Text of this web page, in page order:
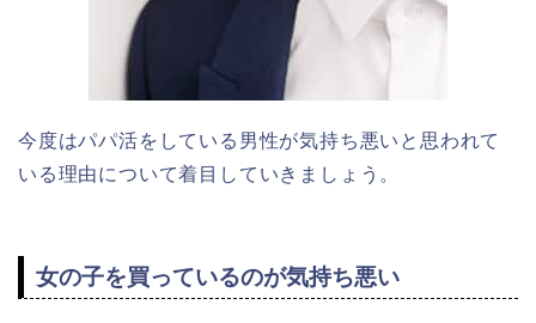
今度はパパ活をしている男性が気持ち悪いと思われて
いる理由について着目していきましょう。
女の子を買っているのが気持ち悪い